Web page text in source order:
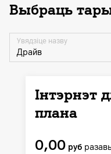
Выбраць
Драйв
Увядзіце назву
Інтэрнэт
плана
0,00 руб